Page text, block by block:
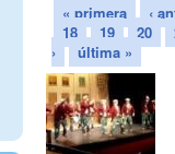
« primera
‹
18
19 20
›
última »